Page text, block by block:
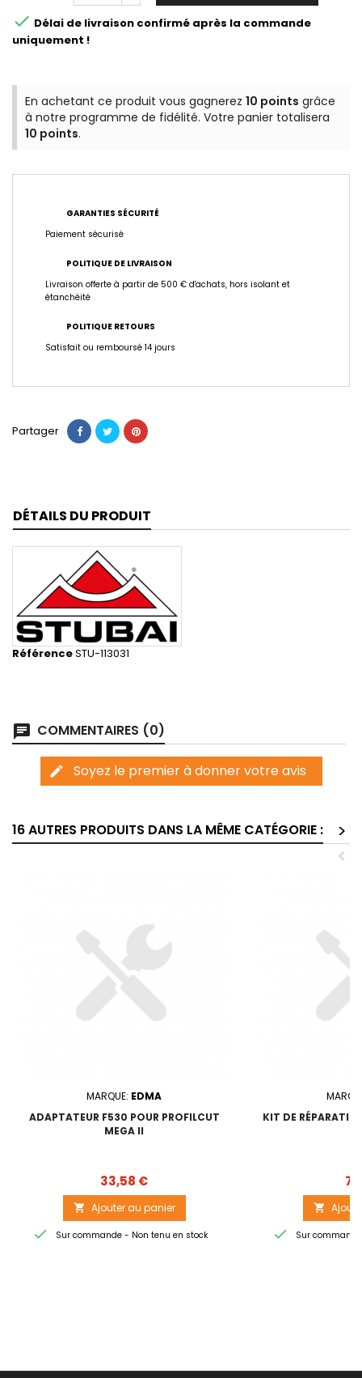
 Délai de livraison confirmé après la commande
uniquement !
En achetant ce produit vous gagnerez 10 points grâce
à notre programme de fidélité. Votre panier totalisera
10 points.
GARANTIES SÉCURITÉ
Paiement sécurisé
POLITIQUE DE LIVRAISON
Livraison offerte à partir de 500 € d'achats, hors isolant et
étanchéité
POLITIQUE RETOURS
Satisfait ou remboursé 14 jours
Partager
DÉTAILS DU PRODUIT
RéférenceSTU-113031
chat COMMENTAIRES (0)
edit Soyez le premier à donner votre avis
16 AUTRES PRODUITS DANS LA MÊME CATÉGORIE :
>
<
MARQUE: EDMA
ADAPTATEUR F530 POUR PROFILCUT
MEGA II
Prix
33,58 €
 Ajouter au panier
 Sur commande - Non tenu en stock
KIT DE

 Sur